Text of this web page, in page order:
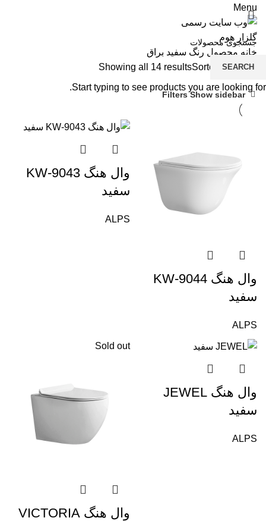
Menu
خانه محصول رنگ سفید براق
Showing all 14 resultsSorted by latest
Show sidebar
Filters
وال هنگ KW-9044
سفید
ALPS
وال هنگ KW-9043
سفید
ALPS
وال هنگ JEWEL
سفید
ALPS
Sold out
وال هنگ VICTORIA
SEARCH
Start typing to see products you are looking for.